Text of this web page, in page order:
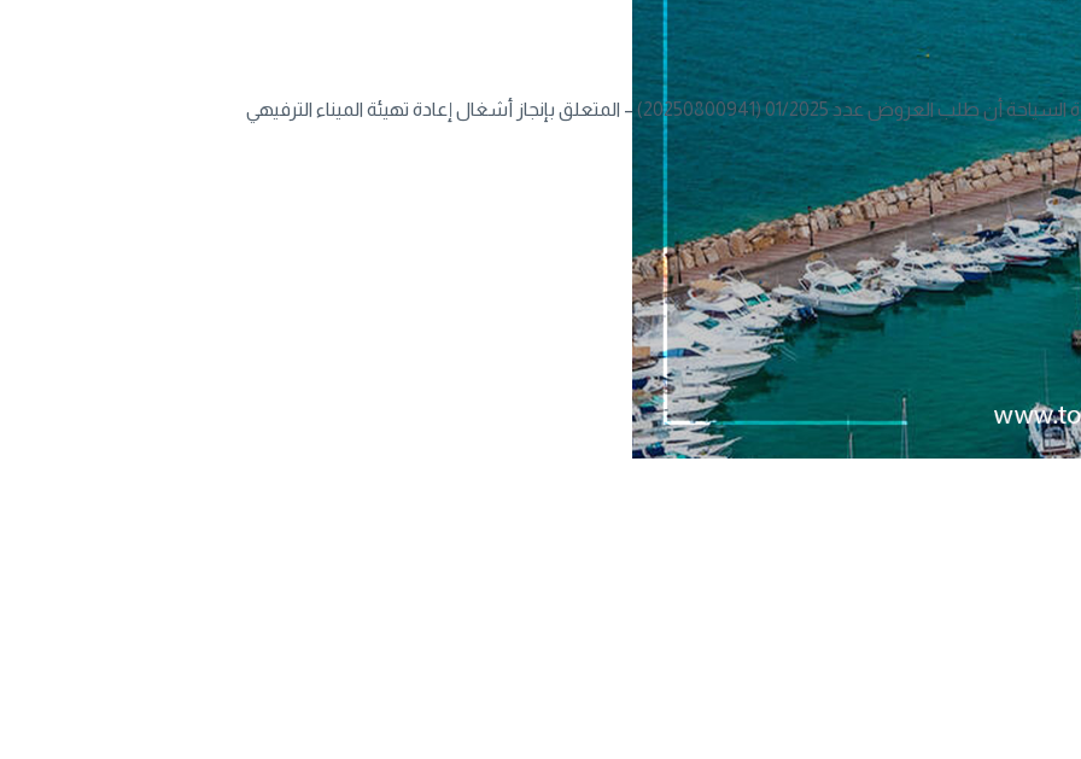
يشهد قطاع السياحة التونسية انتعاشة غير مسبوقة سنة 2025، متجاوزا أكثر التوقعات تفاؤلا بحيث نأمل في استهداف 11 ملايين
تبعا لقرار اللجنة العليا لمراقبة وتدقيق الصفقات العمومية، تعلن وزارة السياحة أن طلب العروض عدد 01/2025 (20250800941) – المتعلق بإنجاز أشغال إعادة تهيئة الميناء الترفيهي